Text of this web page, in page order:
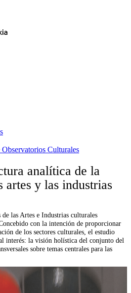
Culturales
analítica de la
artes y las industrias
las Artes e Industrias culturales
con la intención de proporcionar
de los sectores culturales, el estudio
interés: la visión holística del conjunto del
sobre temas centrales para las